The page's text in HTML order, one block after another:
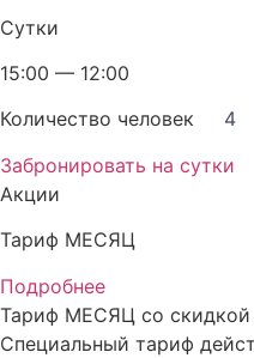
Сутки
15:00 — 12:00
Количество человек 4
Забронировать на сутки
Акции
Тариф МЕСЯЦ
Подробнее
Тариф МЕСЯЦ со скидкой
Специальный тариф